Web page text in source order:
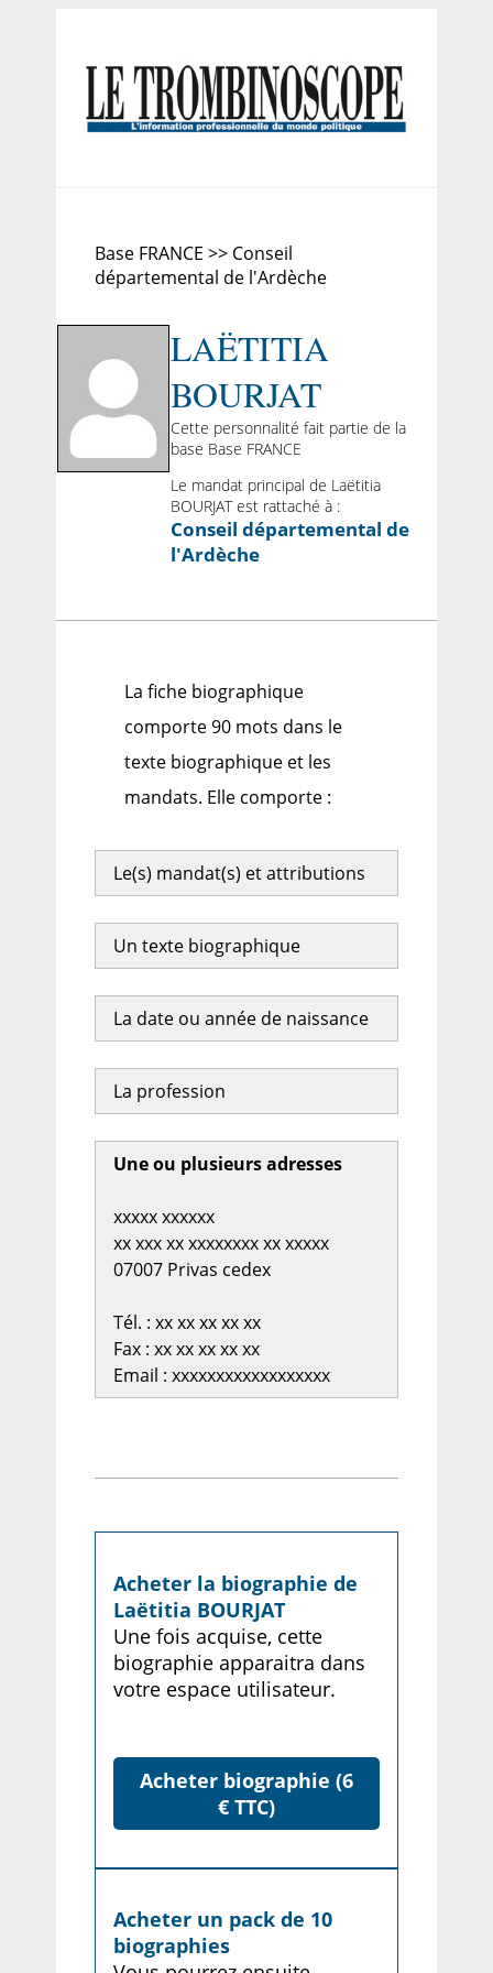
Base FRANCE >> Conseil
départemental de l'Ardèche
LAËTITIA
BOURJAT
Cette personnalité fait partie de la
base Base FRANCE
Le mandat principal de Laëtitia
BOURJAT est rattaché à :
Conseil départemental de
l'Ardèche
La fiche biographique
comporte 90 mots dans le
texte biographique et les
mandats. Elle comporte :
Le(s) mandat(s) et attributions
Un texte biographique
La date ou année de naissance
La profession
Une ou plusieurs adresses
xxxxx xxxxxx
xx xxx xx xxxxxxxx xx xxxxx
07007 Privas cedex
Tél. : xx xx xx xx xx
Fax : xx xx xx xx xx
Email : xxxxxxxxxxxxxxxxxx
Acheter la biographie de
Laëtitia BOURJAT
Une fois acquise, cette
biographie apparaitra dans
votre espace utilisateur.
Acheter biographie (6
€ TTC)
Acheter un pack de 10
biographies